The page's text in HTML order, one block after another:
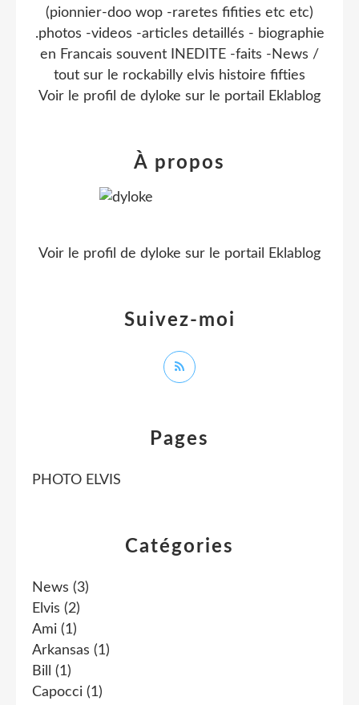
Catégories
News (3)
Elvis (2)
Ami (1)
Arkansas (1)
Bill
(1)
Capocci (1)
Pages
PHOTO ELVIS
(pionnier-doo wop -raretes fifities etc etc)
.photos -videos -articles detaillés - biographie
en Francais souvent INEDITE -faits -News /
tout sur le rockabilly elvis histoire fifties
Voir le profil de dyloke sur le portail Eklablog
Suivez-moi
À propos
Voir le profil de dyloke sur le portail Eklablog